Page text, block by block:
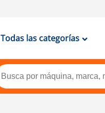
Todas las categorías